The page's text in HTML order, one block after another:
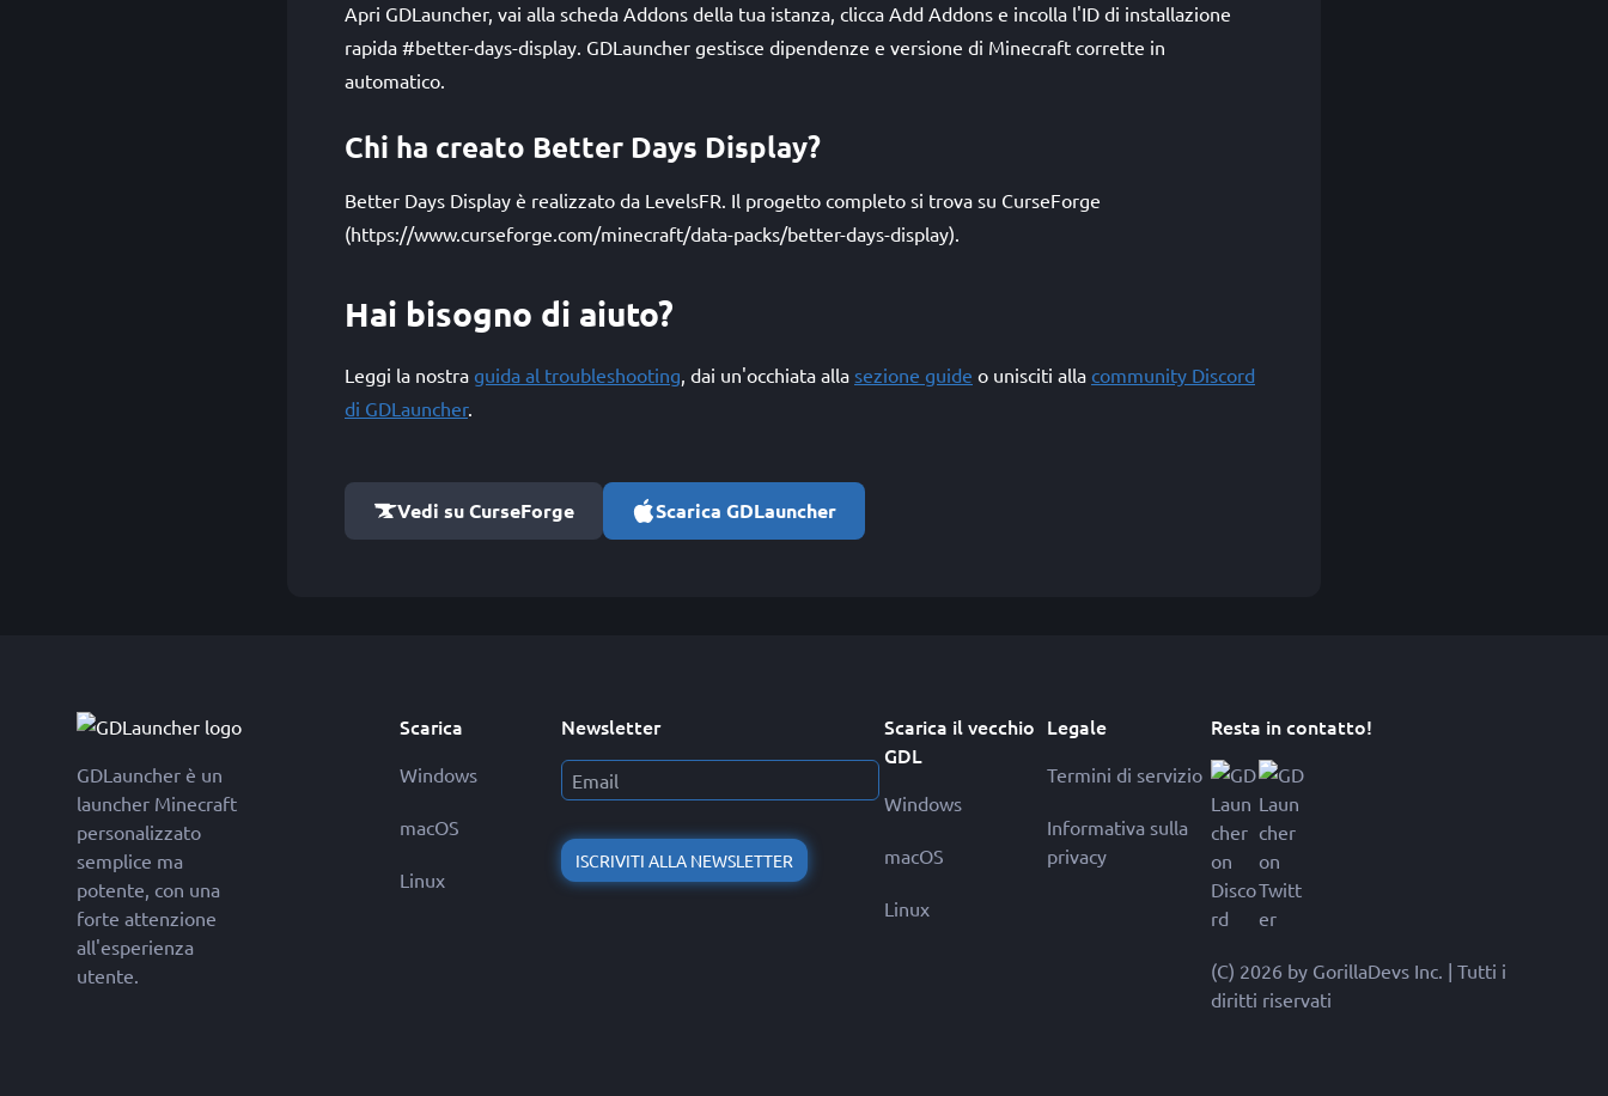
Apri GDLauncher, vai alla scheda Addons della tua istanza, clicca Add Addons e incolla l'ID di installazione
rapida #better-days-display. GDLauncher gestisce dipendenze e versione di Minecraft corrette in
automatico.
Chi ha creato Better Days Display?
Better Days Display è realizzato da LevelsFR. Il progetto completo si trova su CurseForge
(https://www.curseforge.com/minecraft/data-packs/better-days-display).
Hai bisogno di aiuto?
Leggi la nostra guida al troubleshooting, dai un'occhiata alla sezione guide o unisciti alla community Discord
di GDLauncher.
Vedi su CurseForge Scarica GDLauncher
GDLauncher è un
launcher Minecraft
personalizzato
semplice ma
potente, con una
forte attenzione
all'esperienza
utente.
Scarica
Windows
macOS
Linux
Newsletter
ISCRIVITI ALLA NEWSLETTER
Scarica il vecchio
GDL
Windows
macOS
Linux
Legale
Termini di servizio
Informativa sulla
privacy
Resta in contatto!
(C) 2026 by GorillaDevs Inc. | Tutti i
diritti riservati